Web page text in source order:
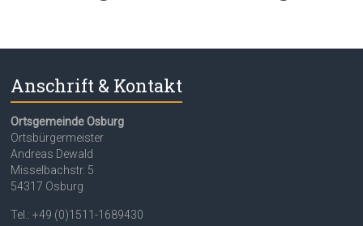
Anschrift & Kontakt
Ortsgemeinde Osburg
Ortsbürgermeister
Andreas Dewald
Misselbachstr. 5
54317 Osburg
Tel.: +49 (0)1511-1689430